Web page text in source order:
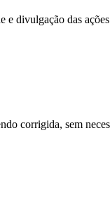
divulgação das
corrigida, sem